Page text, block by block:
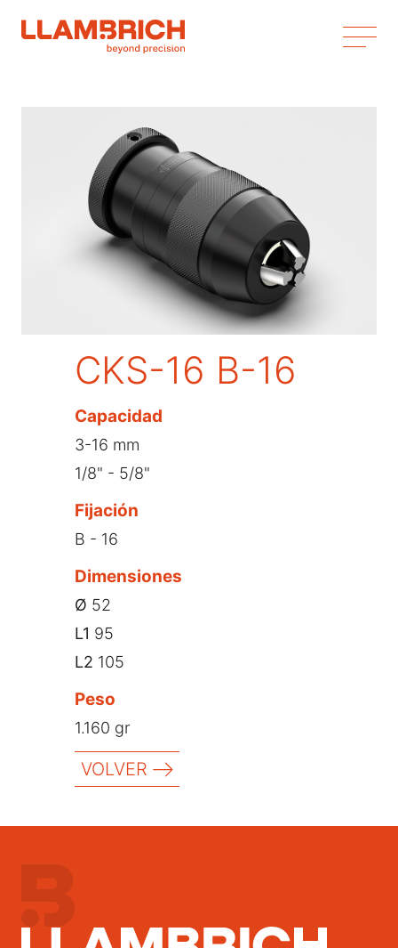
CKS-16 B-16
Capacidad
3-16 mm
1/8" - 5/8"
Fijación
B - 16
Dimensiones
Ø 52
L1 95
L2 105
Peso
1.160 gr
VOLVER